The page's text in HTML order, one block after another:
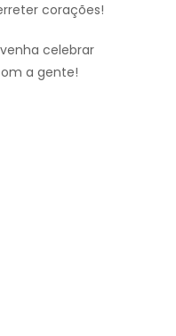
corações!
celebrar
a gente!